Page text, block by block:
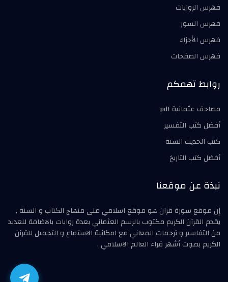
فهرس الروايات
فهرس السور
فهرس الأجزاء
فهرس الصفحات
روابط تهمكم
مصاحف عثمانية pdf
أفضل كتب التفسير
كتب الحديث الستة
أفضل كتب التاريخ
نبذة عن موقعنا
إن موقع سورة قرآن هو موقع اسلامي على منهاج الكتاب و السنة ,
يقدم القرآن الكريم مكتوب بالرسم العثماني بعدة روايات بالاضافة للعديد
من التفاسير و ترجمات المعاني مع امكانية الاستماع و التحميل للقرآن
الكريم بصوت أشهر قراء العالم الاسلامي .